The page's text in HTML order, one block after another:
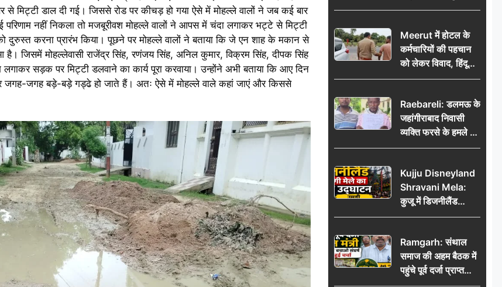
से मिट्टी डाल दी गई। जिससे रोड पर कीचड़ हो गया ऐसे में मोहल्ले वालों ने जब कई बार
नहीं निकला तो मजबूरीवश मोहल्ले वालों ने आपस में चंदा लगाकर भट्टे से मिट्टी
करना प्रारंभ किया। पूछने पर मोहल्ले वालों ने बताया कि जे एन शाह के मकान से
जिसमें मोहल्लेवासी राजेंद्र सिंह, रणंजय सिंह, अनिल कुमार, विक्रम सिंह, दीपक सिंह
सड़क पर मिट्टी डलवाने का कार्य पूरा करवाया। उन्होंने अभी बताया कि आए दिन
जगह-जगह बड़े-बड़े गड्ढे हो जाते हैं। अतः ऐसे में मोहल्ले वाले कहां जाएं और किससे
Meerut में होटल के
कर्मचारियों की पहचान
को लेकर विवाद, हिंदू
सुरक्षा संगठन ने उठाए
की मांग
Raebareli: डलमऊ के
जहांगीराबाद निवासी
व्यक्ति फरसे के हमले में
घायल थाने में शिकायत
हजार’, रकम न देने पर
कार्रवाई ठंडी!
Kujju Disneyland
Shravani Mela:
कुजू में डिजनीलैंड
श्रावणी मेले का भव्य
की भीड़
Ramgarh: संथाल
समाज की अहम बैठक में
पहुंचे पूर्व दर्जा प्राप्त
मंत्री, मरांग बुरू बचाओ